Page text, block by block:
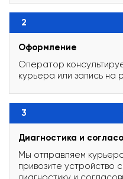
2
Оформление
Оператор
курьера или запись на
3
Диагностика и
Мы отправляем
привозите устройство